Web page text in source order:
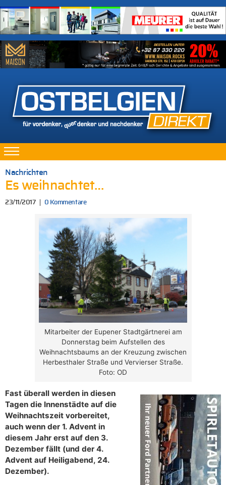
Nachrichten
Es weihnachtet…
23/11/2017 0 Kommentare
Mitarbeiter der Eupener Stadtgärtnerei am
Donnerstag beim Aufstellen des
Weihnachtsbaums an der Kreuzung zwischen
Herbesthaler Straße und Vervierser Straße.
Foto: OD
Fast überall werden in diesen
Tagen die Innenstädte auf die
Weihnachtszeit vorbereitet,
auch wenn der 1. Advent in
diesem Jahr erst auf den 3.
Dezember fällt (und der 4.
Advent auf Heiligabend, 24.
Dezember).